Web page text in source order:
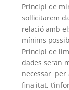
Principi de
sol·licitarem
relació amb
mínims
Principi de
dades seran
necessari
finalitat,